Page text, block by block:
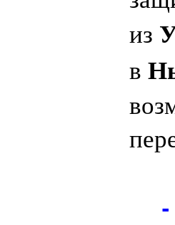
из
в